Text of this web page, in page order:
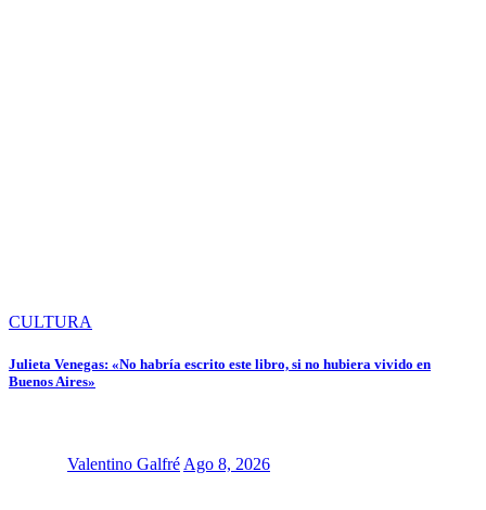
CULTURA
Julieta Venegas: «No habría escrito este libro, si no hubiera vivido en
Buenos Aires»
Valentino Galfré Ago 8, 2026